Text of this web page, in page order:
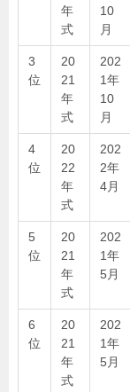
年
式
10
月
3
位
20
21
年
式
202
1年
10
月
4
位
20
22
年
式
202
2年
4月
5
位
20
21
年
式
202
1年
5月
6
位
20
21
年
式
202
1年
5月